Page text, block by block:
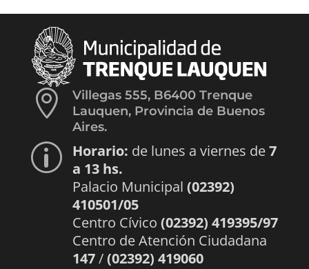

Villegas 555, B6400 Trenque
Lauquen, Provincia de Buenos
Aires.
p Horario: de lunes a viernes de7
a 13 hs.
Palacio Municipal (02392)
410501/05
Centro Cívico (02392) 419395/97
Centro de Atención Ciudadana
147/(02392) 419060